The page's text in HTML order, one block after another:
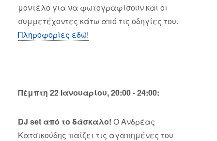
μοντέλο για να φωτογραφίσουν και οι
συμμετέχοντες κάτω από τις οδηγίες του.
Πληροφορίες εδώ!
Πέμπτη 22 Ιανουαρίου, 20:00 - 24:00:
DJ set από το δάσκαλο! Ο Ανδρέας
Κατσικούδης παίζει τις αγαπημένες του